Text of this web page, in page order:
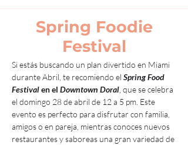
Spring Foodie
Festival
Si estás buscando un plan divertido en Miami
durante Abril, te recomiendo el Spring Food
Festival en el Downtown Doral , que se celebra
el domingo 28 de abril de 12 a 5 pm. Este
evento es perfecto para disfrutar con familia,
amigos o en pareja, mientras conoces nuevos
restaurantes y saboreas una gran variedad de